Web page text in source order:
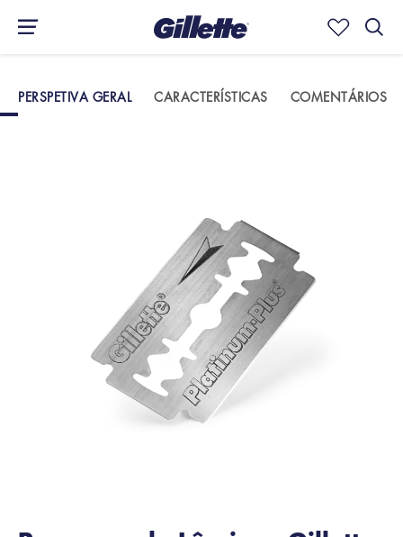
PERSPETIVA GERAL CARACTERÍSTICAS COMENTÁRIOS